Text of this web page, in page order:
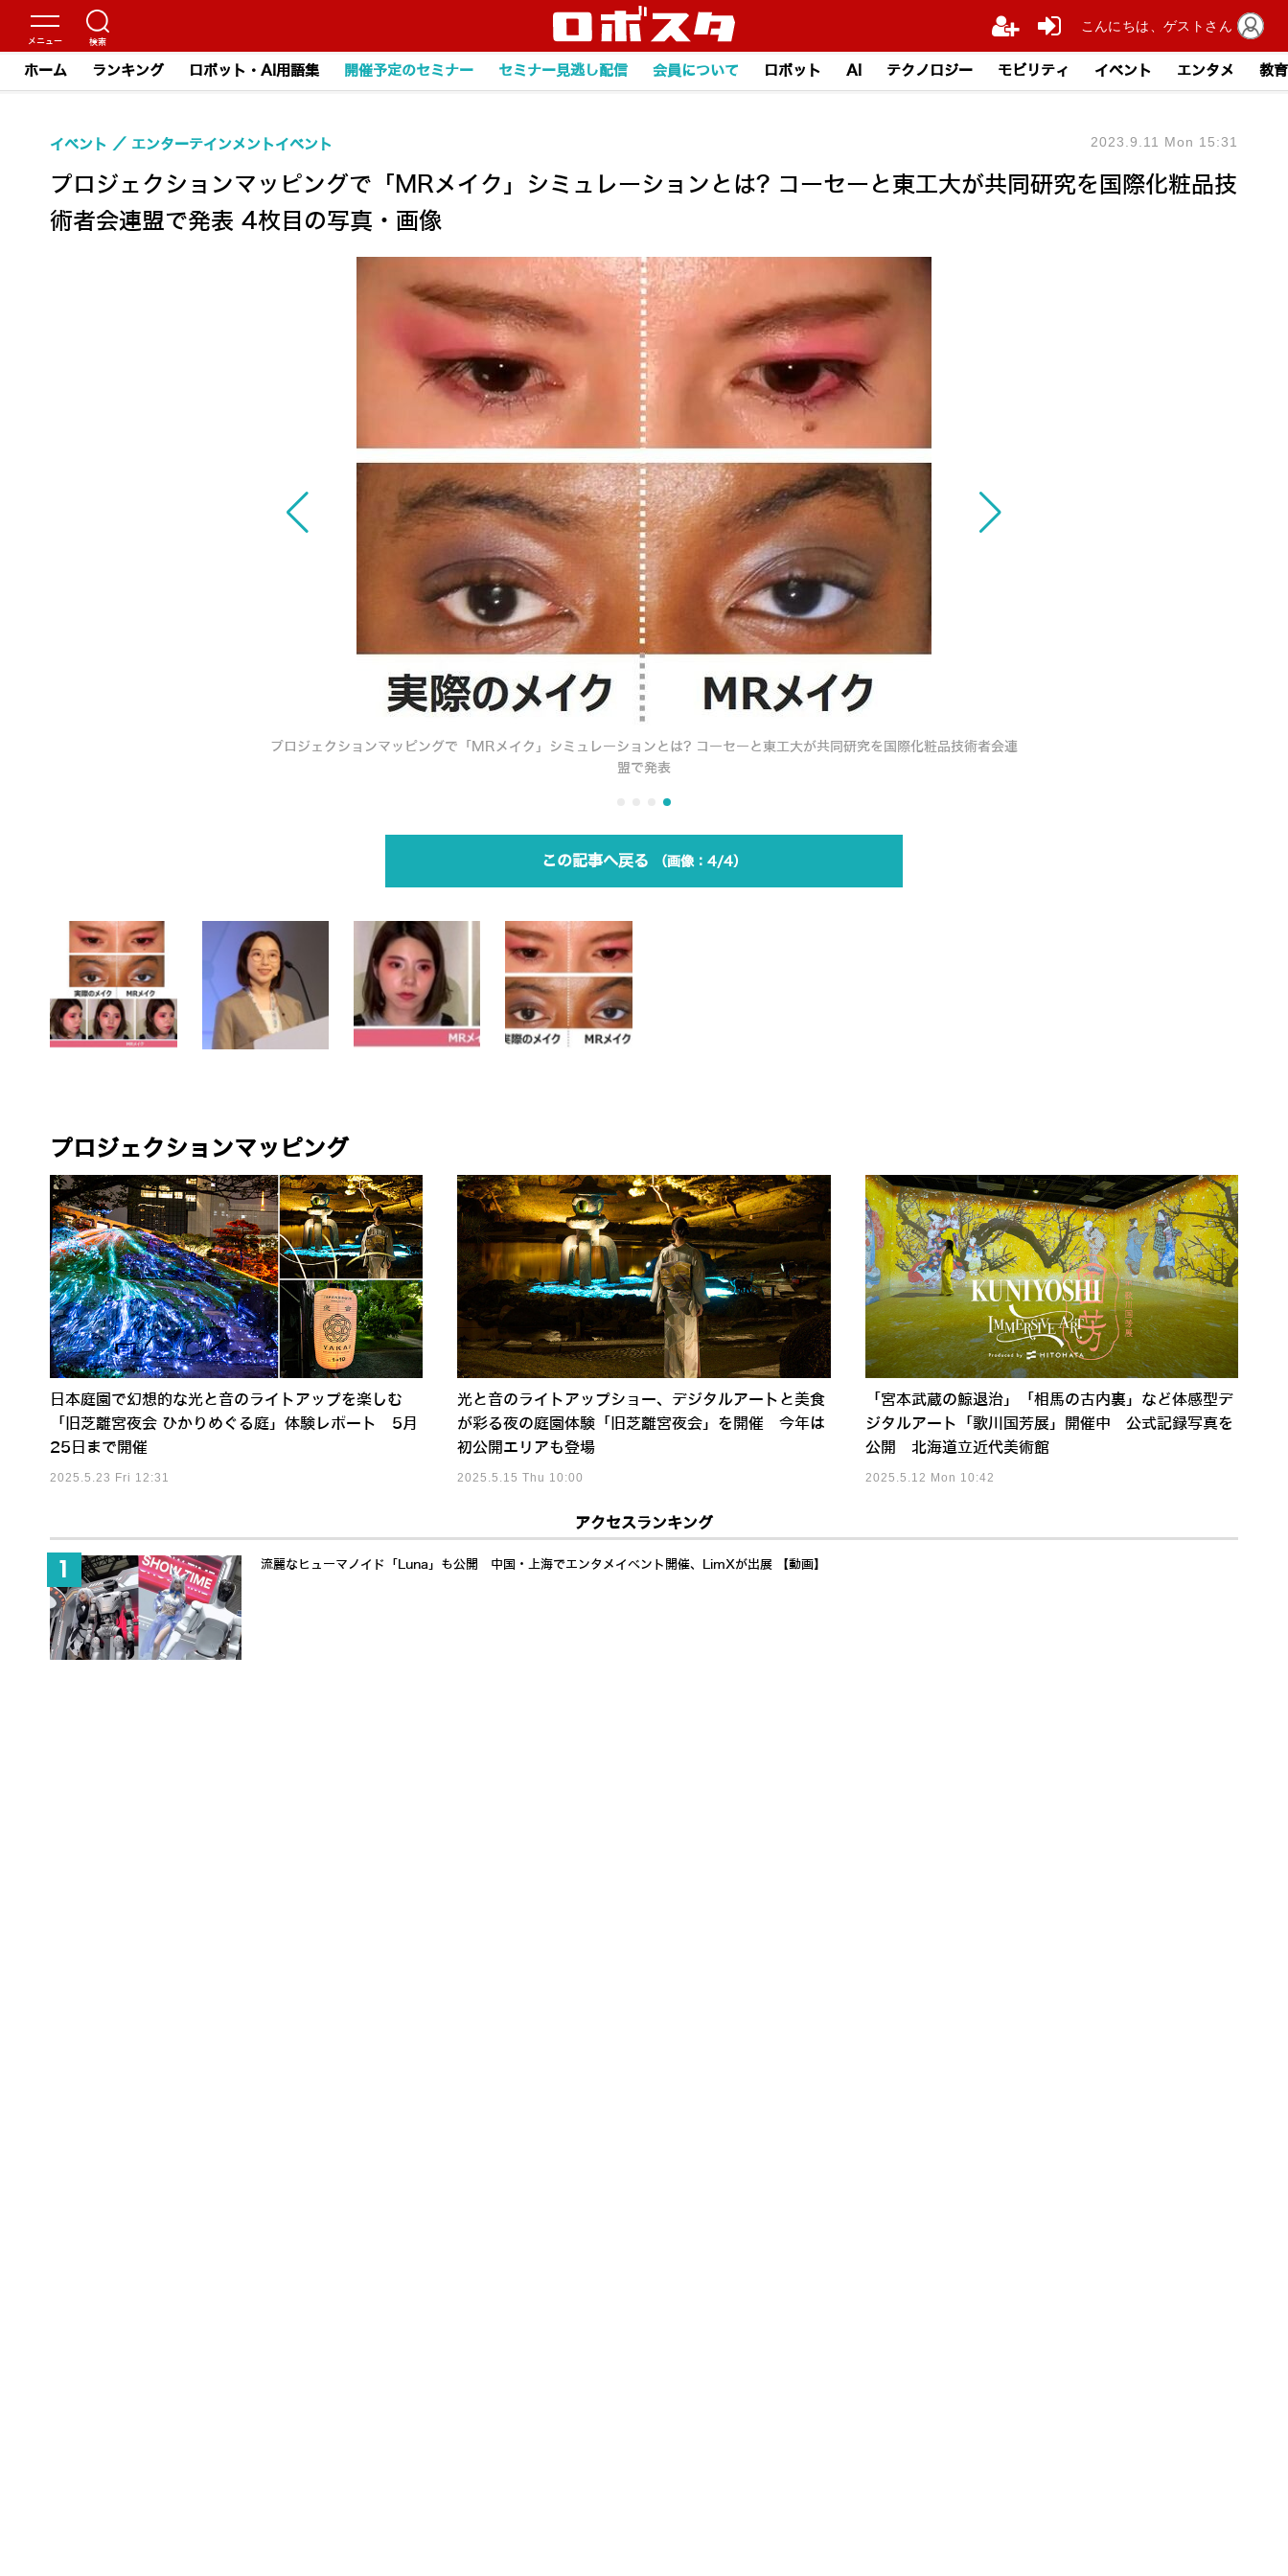
ホーム ランキング ロボット・AI用語集 開催予定のセミナー セミナー見逃し配信 会員について ロボット AI テクノロジー モビリティ イベント エンタメ 教育
プロジェクションマッピングで「MRメイク」シミュレーションとは? コーセーと東工大が共同研究を国際化粧品技
術者会連盟で発表 4枚目の写真・画像
イベント エンターテインメントイベント 2023.9.11 Mon 15:31
プロジェクションマッピングで「MRメイク」シミュレーションとは? コーセーと東工大が共同研究を国際化粧品技術者会連
盟で発表
この記事へ戻る 4/4
プロジェクションマッピング
日本庭園で幻想的な光と音のライトアップを楽しむ
「旧芝離宮夜会 ひかりめぐる庭」体験レポート 5月
25日まで開催
2025.5.23 Fri 12:31
光と音のライトアップショー、デジタルアートと美食
が彩る夜の庭園体験「旧芝離宮夜会」を開催 今年は
初公開エリアも登場
2025.5.15 Thu 10:00
「宮本武蔵の鯨退治」「相馬の古内裏」など体感型デ
ジタルアート「歌川国芳展」開催中 公式記録写真を
公開 北海道立近代美術館
2025.5.12 Mon 10:42
アクセスランキング
流麗なヒューマノイド「Luna」も公開 中国・上海でエンタメイベント開催、LimXが出展 【動画】
こんにちは、ゲストさん